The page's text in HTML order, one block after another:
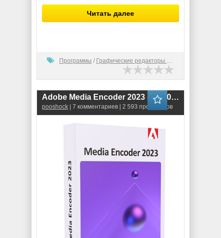
Читать далее
Программы / Графические редакторы (2D)
Adobe Media Encoder 2023 (23.3.0.57)
pooshock | 7 комментариев | 2 593 просмотров